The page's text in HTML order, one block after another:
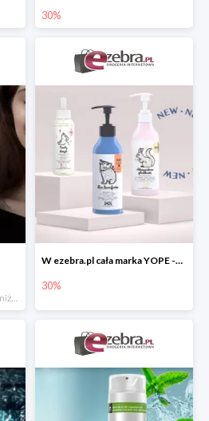
30%
*najniższa cena z 30 dni przed obniżką
W ezebra.pl cała marka YOPE -30%
30%